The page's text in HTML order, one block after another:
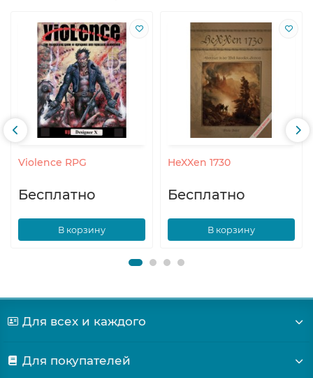
Violence RPG
Бесплатно
В корзину
HeXXen 1730
Бесплатно
В корзину
Для всех и каждого
Для покупателей